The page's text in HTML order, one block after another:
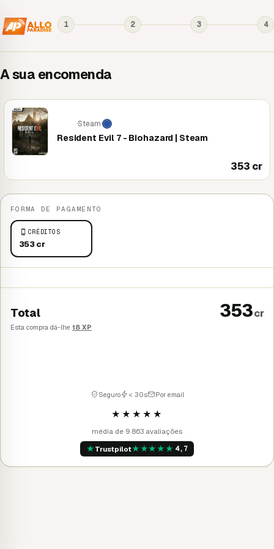
1 2 3 4
A sua encomenda
·Steam·
Resident Evil 7 - Biohazard | Steam
353 cr
FORMA DE PAGAMENTO
CRÉDITOS
353 cr
Total
Esta compra dá-lhe 18 XP
353cr
Seguro < 30s Por email
★★★★★
média de 9 863 avaliações
★ Trustpilot★★★★★ 4,7